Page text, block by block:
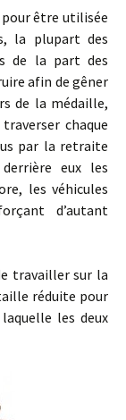
être utilisée
la plupart des
de la part des
afin de gêner
de la médaille,
chaque
par la retraite
eux les
les véhicules
d’autant
sur la
réduite pour
les deux